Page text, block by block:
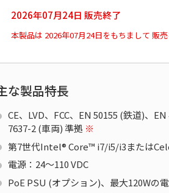
2026年07月24日 販売終了
本製品は 2026年07月24日をもちまして 販売
な製品特長
CE、LVD、FCC、EN 50155 (鉄道)、
7637-2 (車両) 準拠 ※
第7世代Intel® Core™ i7/i5/i3または
電源：24～110 VDC
PoE PSU (オプション)、最大120Wの